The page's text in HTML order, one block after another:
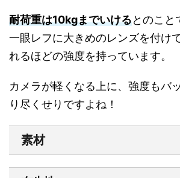
耐荷重は10kgまでいけるとのこと
一眼レフに大きめのレンズを付け
れるほどの強度を持っています。
カメラが軽くなる上に、強度もバ
り尽くせりですよね！
素材